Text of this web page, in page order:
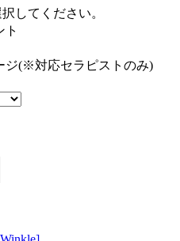
してください。
ト
ジ(※対応セラピストのみ)